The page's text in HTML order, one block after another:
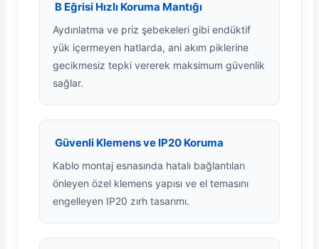
B Eğrisi Hızlı Koruma Mantığı
Aydınlatma ve priz şebekeleri gibi endüktif
yük içermeyen hatlarda, ani akım piklerine
gecikmesiz tepki vererek maksimum güvenlik
sağlar.
Güvenli Klemens ve IP20 Koruma
Kablo montaj esnasında hatalı bağlantıları
önleyen özel klemens yapısı ve el temasını
engelleyen IP20 zırh tasarımı.